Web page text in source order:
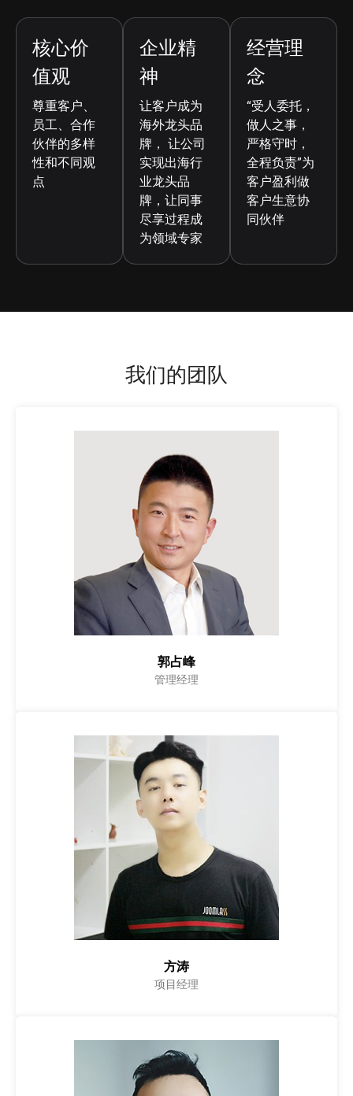
核心价
值观
尊重客户、
员工、合作
伙伴的多样
性和不同观
点
企业精
神
让客户成为
海外龙头品
牌， 让公司
实现出海行
业龙头品
牌，让同事
尽享过程成
为领域专家
经营理
念
“受人委托，
做人之事，
严格守时，
全程负责”为
客户盈利做
客户生意协
同伙伴
我们的团队
郭占峰
管理经理
方涛
项目经理